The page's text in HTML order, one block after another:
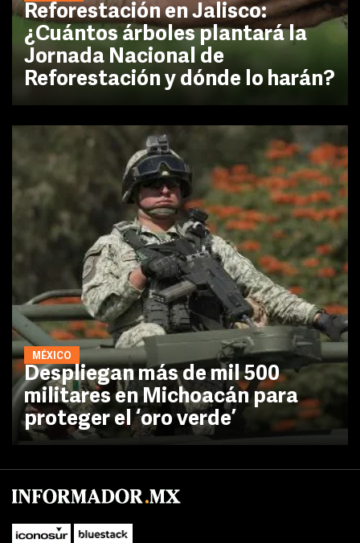
Reforestación en Jalisco:
¿Cuántos árboles plantará la
Jornada Nacional de
Reforestación y dónde lo harán?
MÉXICO
Despliegan más de mil 500
militares en Michoacán para
proteger el ‘oro verde’